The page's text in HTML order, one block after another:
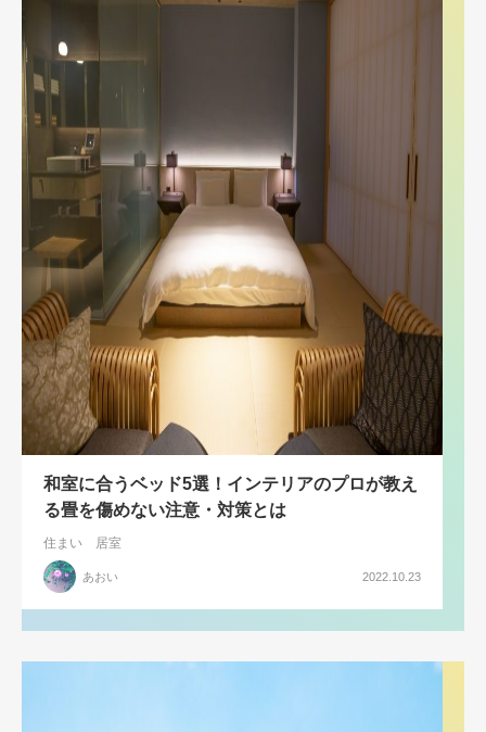
和室に合うベッド5選！インテリアのプロが教え
る畳を傷めない注意・対策とは
住まい 居室
あおい 2022.10.23